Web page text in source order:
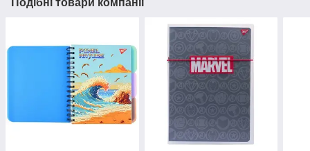
Подібні товари компанії